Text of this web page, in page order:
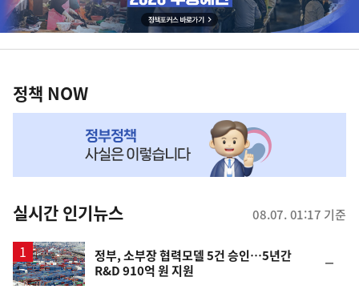
배
너
역책
NOW,
뉴
스
정책 NOW
실시간 인기뉴스 08.07. 01:17 기준
정부, 소부장 협력모델 5건 승인…5년간
R&D 910억 원 지원